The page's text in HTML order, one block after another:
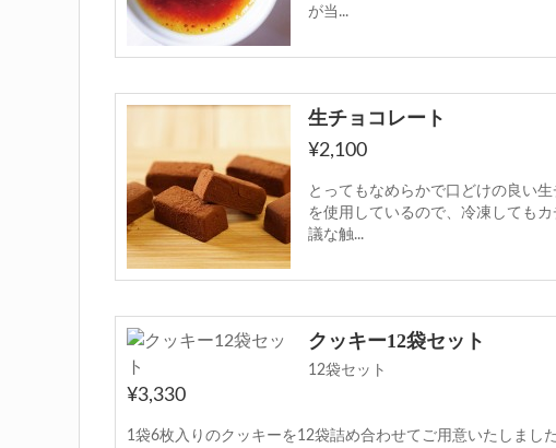
特定商取引法に基づく表記
が当...
生チョコレート
¥2,100
とってもなめらかで口どけの良い
を使用しているので、冷凍しても
議な触...
クッキー12袋セット
12袋セット
¥3,330
1袋6枚入りのクッキーを12袋詰め合わせてご用意いたしまし